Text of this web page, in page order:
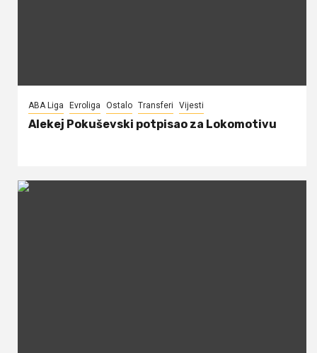
ABA Liga Evroliga Ostalo Transferi Vijesti
Alekej Pokuševski potpisao za Lokomotivu